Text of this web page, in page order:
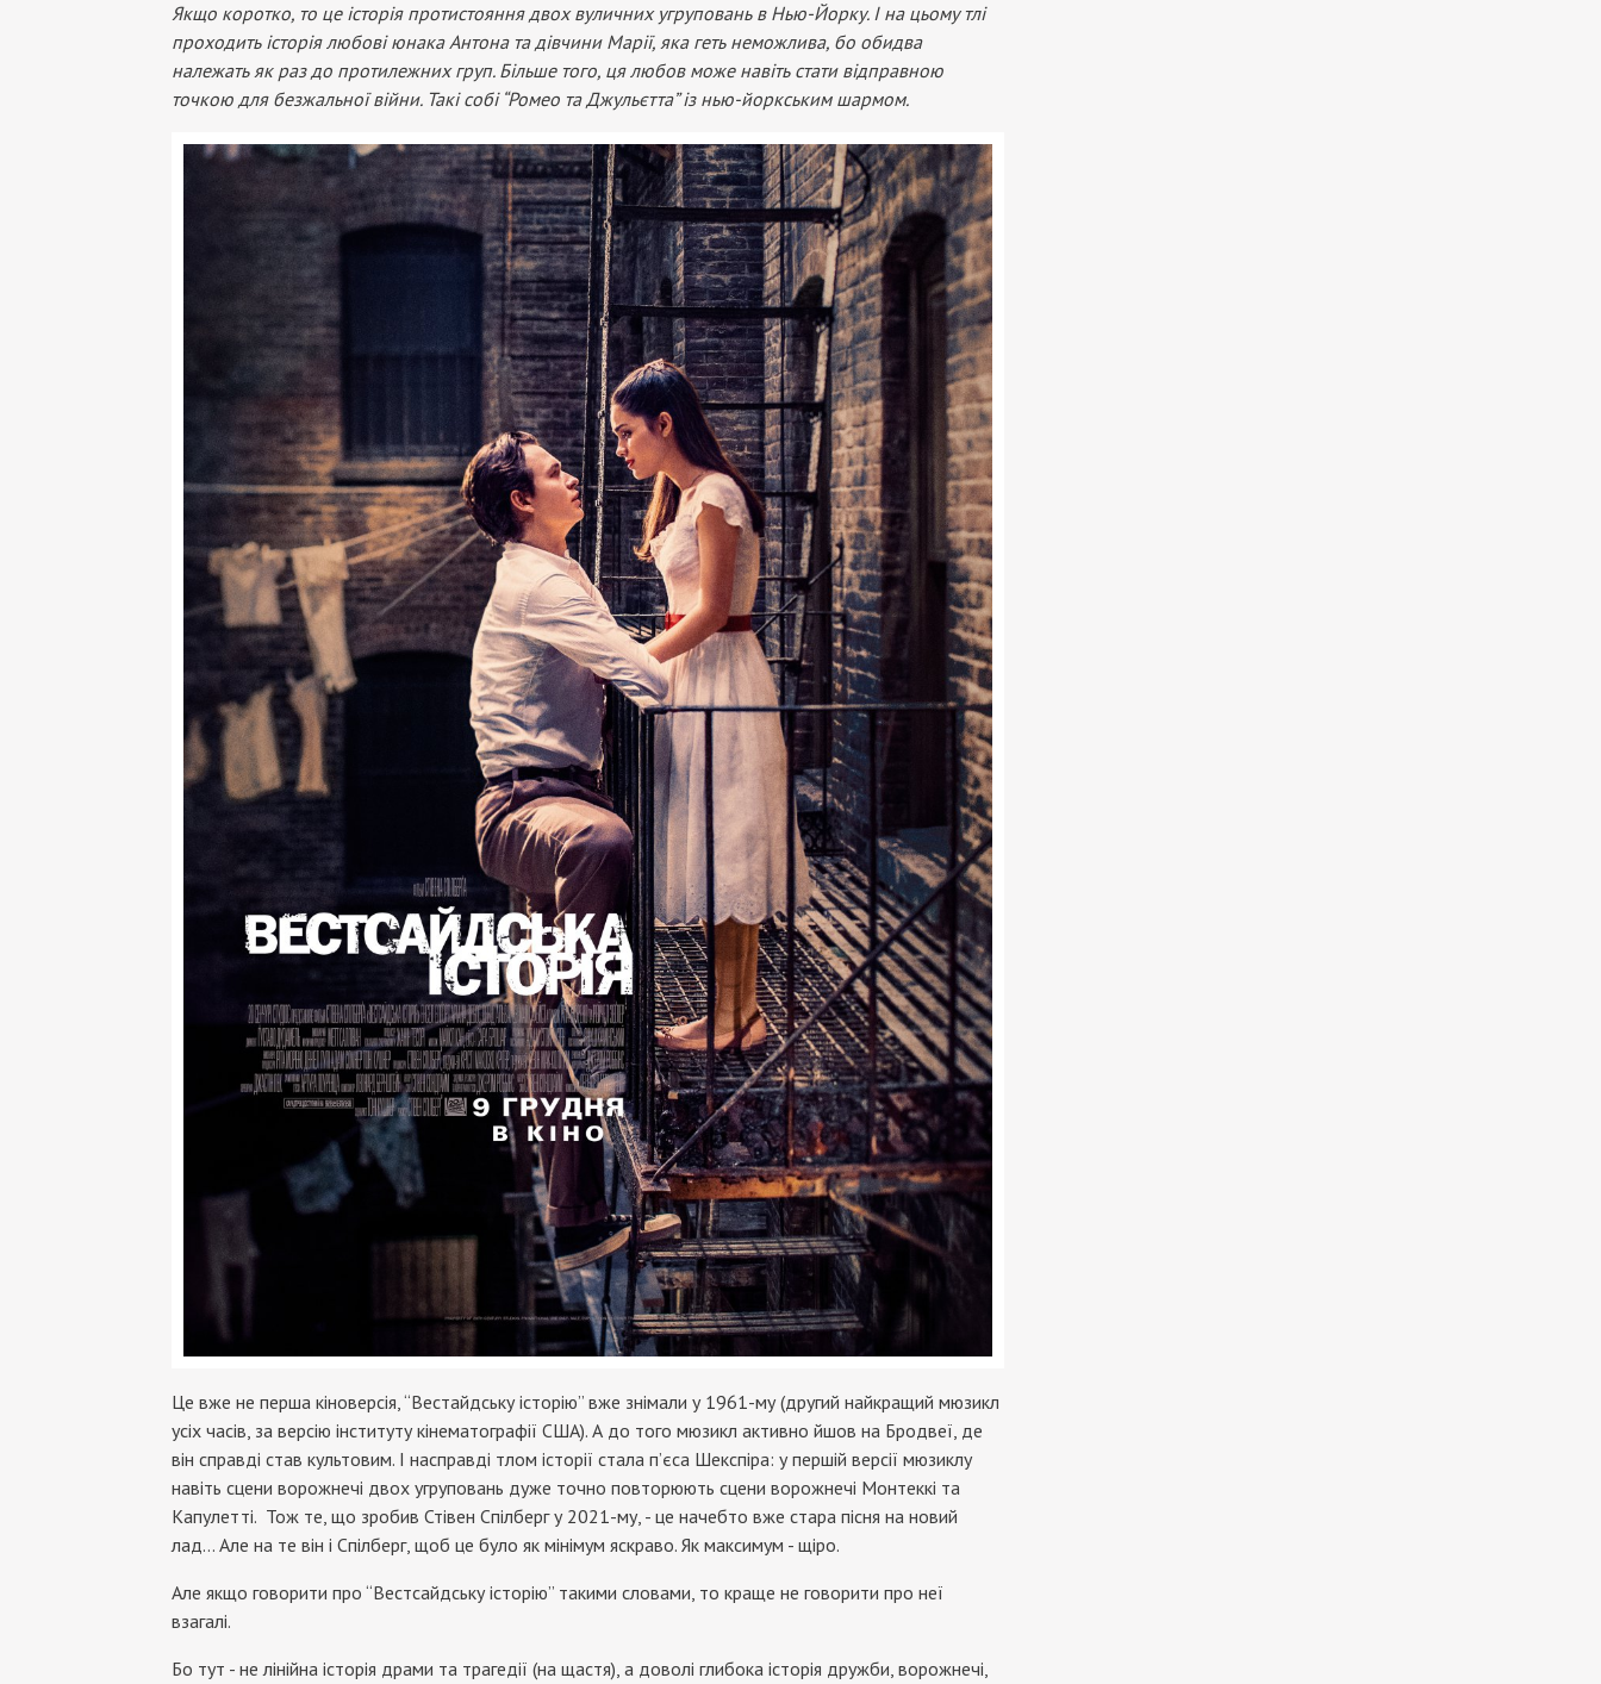
Якщо коротко, то це історія протистояння двох вуличних угруповань в Нью-Йорку. І на цьому тлі
проходить історія любові юнака Антона та дівчини Марії, яка геть неможлива, бо обидва
належать як раз до протилежних груп. Більше того, ця любов може навіть стати відправною
точкою для безжальної війни. Такі собі “Ромео та Джульєтта” із нью-йоркським шармом.
Це вже не перша кіноверсія, “Вестайдську історію” вже знімали у 1961-му (другий найкращий мюзикл
усіх часів, за версію інституту кінематографії США). А до того мюзикл активно йшов на Бродвеї, де
він справді став культовим. І насправді тлом історії стала п’єса Шекспіра: у першій версії мюзиклу
навіть сцени ворожнечі двох угруповань дуже точно повторюють сцени ворожнечі Монтеккі та
Капулетті. Тож те, що зробив Стівен Спілберг у 2021-му, - це начебто вже стара пісня на новий
лад… Але на те він і Спілберг, щоб це було як мінімум яскраво. Як максимум - щіро.
Але якщо говорити про “Вестсайдську історію” такими словами, то краще не говорити про неї
взагалі.
Бо тут - не лінійна історія драми та трагедії (на щастя), а доволі глибока історія дружби, ворожнечі,